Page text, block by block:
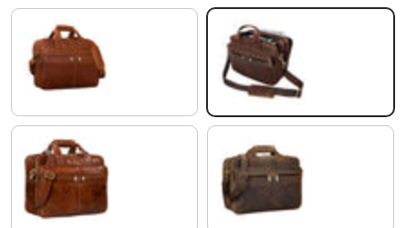
Cognac Marron cognac - marron foncé
cognac - brillant colorado - marron